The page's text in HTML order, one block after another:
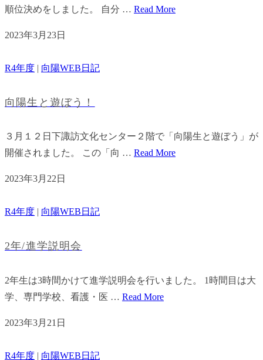
順位決めをしました。 自分 … Read More
2023年3月23日
R4年度 | 向陽WEB日記
向陽生と遊ぼう！
３月１２日下諏訪文化センター２階で「向陽生と遊ぼう」が
開催されました。 この「向 … Read More
2023年3月22日
R4年度 | 向陽WEB日記
2年/進学説明会
2年生は3時間かけて進学説明会を行いました。 1時間目は大
学、専門学校、看護・医 … Read More
2023年3月21日
R4年度 | 向陽WEB日記